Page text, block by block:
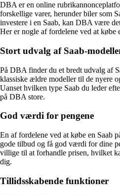
DBA er en online
forskellige varer, herunder biler som
investere i en Saab, kan DBA være
Her er nogle af fordelene ved at købe
Stort udvalg af Saab-
På DBA finder du et bredt udvalg af
klassiske ældre modeller til de nyere
Uanset hvilken type Saab du leder
på DBA store.
God værdi for pengene
En af fordelene ved at købe en Saab
gode tilbud og få god værdi for dine
villige til at forhandle prisen, hvilket
dig.
Tillidsskabende funktioner